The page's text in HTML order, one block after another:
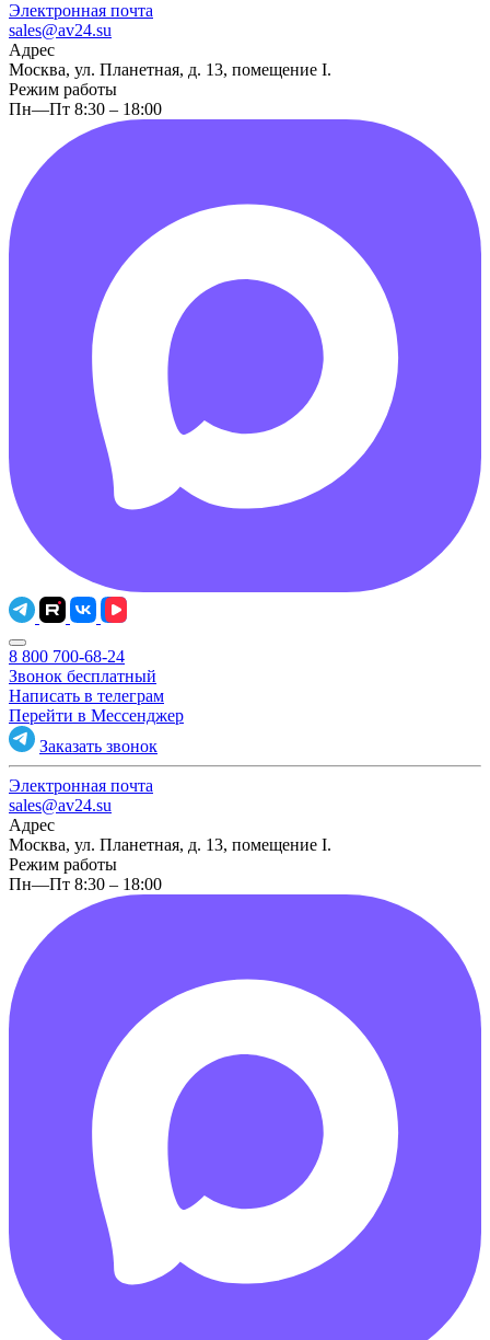
Электронная почта
sales@av24.su
Адрес
Москва, ул. Планетная, д. 13, помещение I.
Режим работы
Пн—Пт 8:30 – 18:00
8 800 700-68-24
Звонок бесплатный
Написать в телеграм
Перейти в Мессенджер
Заказать звонок
Электронная почта
sales@av24.su
Адрес
Москва, ул. Планетная, д. 13, помещение I.
Режим работы
Пн—Пт 8:30 – 18:00